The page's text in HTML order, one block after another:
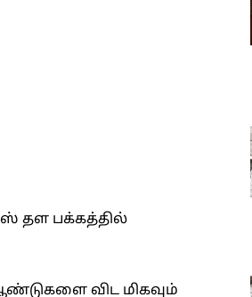
தள பக்கத்தில்
விட மிகவும்